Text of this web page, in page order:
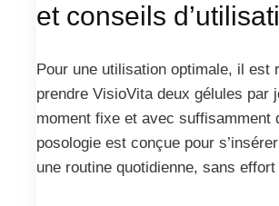
et conseils
Pour une utilisation optimale, il est
prendre VisioVita deux gélules par
moment fixe et avec suffisamment
posologie est conçue pour
une routine quotidienne, sans